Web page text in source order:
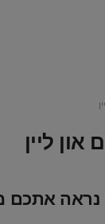
ליין
נראה